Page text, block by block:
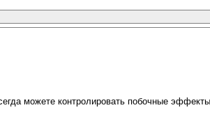
можете контролировать побочные